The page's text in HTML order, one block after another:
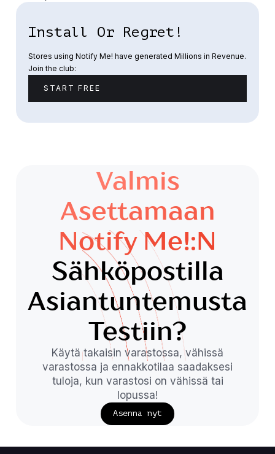
Install Or Regret!
Stores using Notify Me! have generated Millions in Revenue.
Join the club:
START FREE
Valmis
Asettamaan
Notify Me!:n
Sähköpostilla
Asiantuntemusta
Testiin?
Käytä takaisin varastossa, vähissä
varastossa ja ennakkotilaa saadaksesi
tuloja, kun varastosi on vähissä tai
lopussa!
Asenna nyt